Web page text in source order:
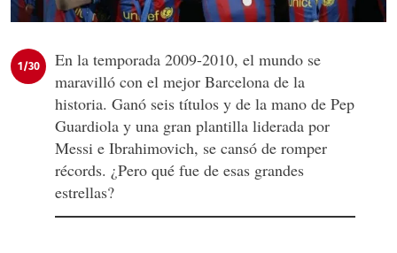
1/30
En la temporada 2009-2010, el mundo se
maravilló con el mejor Barcelona de la
historia. Ganó seis títulos y de la mano de Pep
Guardiola y una gran plantilla liderada por
Messi e Ibrahimovich, se cansó de romper
récords. ¿Pero qué fue de esas grandes
estrellas?